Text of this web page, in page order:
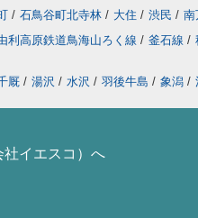
/ 石鳥谷町北寺林 / 大住 / 渋民 / 南
利高原鉄道鳥海山ろく線 / 釜石線 /
厩 / 湯沢 / 水沢 / 羽後牛島 / 象潟 /
イエスコ）へ